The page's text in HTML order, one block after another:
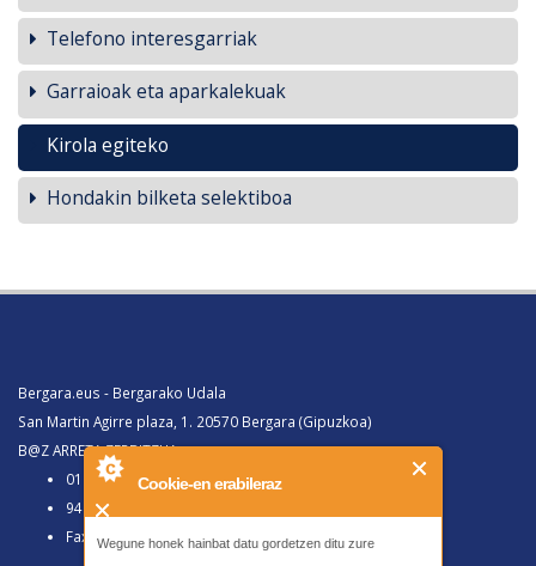
Cookie-en erabileraz
Wegune honek hainbat datu gordetzen ditu zure
Telefono interesgarriak
Garraioak eta aparkalekuak
Kirola egiteko
Hondakin bilketa selektiboa
Bergara.eus - Bergarako Udala
San Martin Agirre plaza, 1. 20570 Bergara (Gipuzkoa)
B@Z ARRETA ZERBITZUA:
010, Bergaratik deituz gero
943 77 91 00, Bergaraz kanpotik deituz gero
Faxa 943 77 91 63